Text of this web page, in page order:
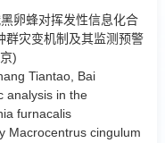
卵蜂对挥发性信息化合
群灾变机制及其监测预警
)
Tiantao, Bai
analysis in the
furnacalis
Macrocentrus cingulum